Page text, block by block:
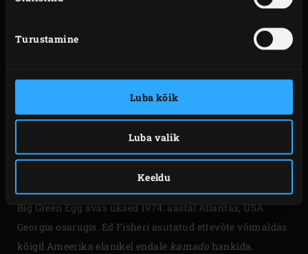
Turustamine
Luba kõik
Luba valik
Keeldu
Big Green Egg avas uksed 1974. aastal Atlantas, USA
Georgia osariigis. Ed Fisheri asutatud ettevõte võimaldas
kõigil Ameerika elanikel endale kamado hankida.